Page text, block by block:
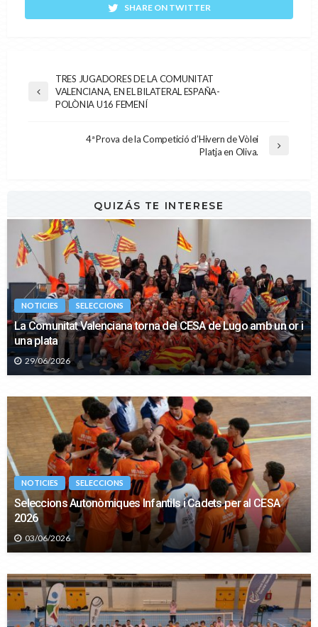
SHARE ON TWITTER
TRES JUGADORES DE LA COMUNITAT
VALENCIANA, EN EL BILATERAL ESPAÑA-
POLÒNIA U16 FEMENÍ
4ª Prova de la Competició d’Hivern de Vòlei
Platja en Oliva.
QUIZÁS TE INTERESE
NOTICIES SELECCIONS
La Comunitat Valenciana torna del CESA de Lugo amb un or i
una plata
29/06/2026
NOTICIES SELECCIONS
Seleccions Autonòmiques Infantils i Cadets per al CESA
2026
03/06/2026